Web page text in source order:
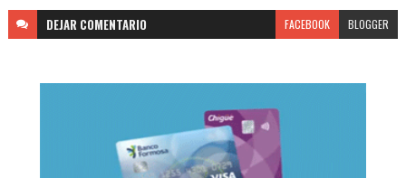
DEJAR COMENTARIO FACEBOOK BLOGGER